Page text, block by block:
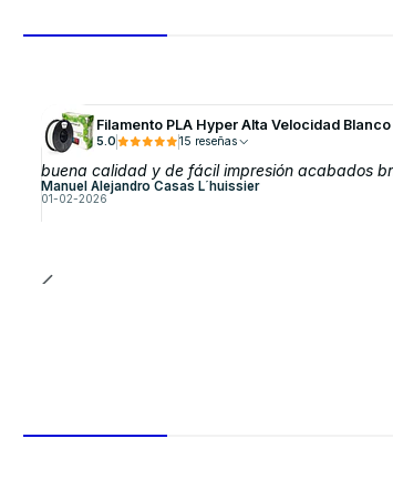
Filamento PLA Hyper Alta Velocidad
5.0 15 reseñas
buena calidad y de fácil impresión acabados
Manuel Alejandro Casas L´huissier
01-02-2026